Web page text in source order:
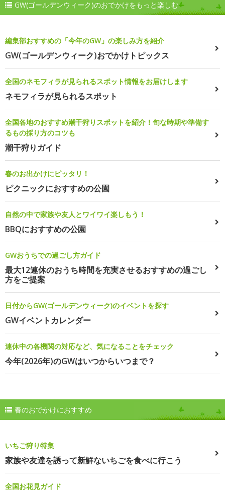
GW(ゴールデンウィーク)のおでかけをもっと楽しむ
編集部おすすめの「今年のGW」の楽しみ方を紹介
GW(ゴールデンウィーク)おでかけトピックス
全国のネモフィラが見られるスポット情報をお届けします
ネモフィラが見られるスポット
全国各地のおすすめ潮干狩りスポットを紹介！旬な時期や準備す
るもの採り方のコツも
潮干狩りガイド
春のお出かけにピッタリ！
ピクニックにおすすめの公園
自然の中で家族や友人とワイワイ楽しもう！
BBQにおすすめの公園
GWおうちでの過ごし方ガイド
最大12連休のおうち時間を充実させるおすすめの過ごし
方をご提案
日付からGW(ゴールデンウィーク)のイベントを探す
GWイベントカレンダー
連休中の各機関の対応など、気になることをチェック
今年(2026年)のGWはいつからいつまで？
春のおでかけにおすすめ
いちご狩り特集
家族や友達を誘って新鮮ないちごを食べに行こう
全国お花見ガイド